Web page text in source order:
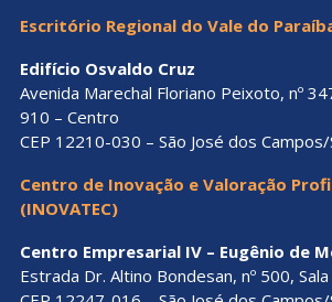
Escritório Regional do Vale do
Edifício Osvaldo Cruz
Avenida Marechal Floriano Peixoto, nº
910 – Centro
CEP 12210-030 – São José dos Campos/
Centro de Inovação e Valoração
(INOVATEC)
Centro Empresarial IV – Eugênio de
Estrada Dr. Altino Bondesan, nº 500,